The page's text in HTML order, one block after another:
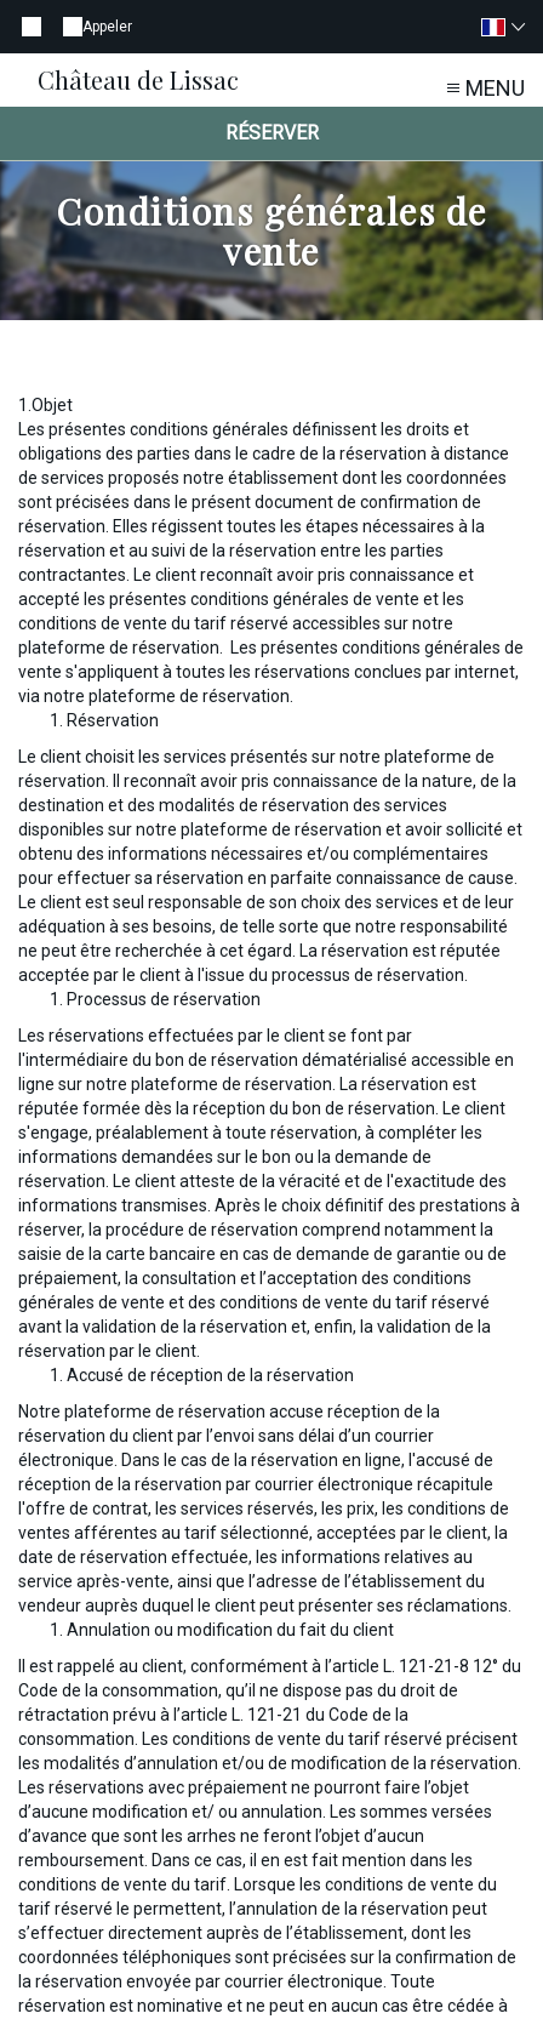
Appeler
Château de Lissac MENU
RÉSERVER
Conditions générales de
vente
1.Objet
Les présentes conditions générales définissent les droits et
obligations des parties dans le cadre de la réservation à distance
de services proposés notre établissement dont les coordonnées
sont précisées dans le présent document de confirmation de
réservation. Elles régissent toutes les étapes nécessaires à la
réservation et au suivi de la réservation entre les parties
contractantes. Le client reconnaît avoir pris connaissance et
accepté les présentes conditions générales de vente et les
conditions de vente du tarif réservé accessibles sur notre
plateforme de réservation. Les présentes conditions générales de
vente s'appliquent à toutes les réservations conclues par internet,
via notre plateforme de réservation.
Réservation
Le client choisit les services présentés sur notre plateforme de
réservation. Il reconnaît avoir pris connaissance de la nature, de la
destination et des modalités de réservation des services
disponibles sur notre plateforme de réservation et avoir sollicité et
obtenu des informations nécessaires et/ou complémentaires
pour effectuer sa réservation en parfaite connaissance de cause.
Le client est seul responsable de son choix des services et de leur
adéquation à ses besoins, de telle sorte que notre responsabilité
ne peut être recherchée à cet égard. La réservation est réputée
acceptée par le client à l'issue du processus de réservation.
Processus de réservation
Les réservations effectuées par le client se font par
l'intermédiaire du bon de réservation dématérialisé accessible en
ligne sur notre plateforme de réservation. La réservation est
réputée formée dès la réception du bon de réservation. Le client
s'engage, préalablement à toute réservation, à compléter les
informations demandées sur le bon ou la demande de
réservation. Le client atteste de la véracité et de l'exactitude des
informations transmises. Après le choix définitif des prestations à
réserver, la procédure de réservation comprend notamment la
saisie de la carte bancaire en cas de demande de garantie ou de
prépaiement, la consultation et l’acceptation des conditions
générales de vente et des conditions de vente du tarif réservé
avant la validation de la réservation et, enfin, la validation de la
réservation par le client.
Accusé de réception de la réservation
Notre plateforme de réservation accuse réception de la
réservation du client par l’envoi sans délai d’un courrier
électronique. Dans le cas de la réservation en ligne, l'accusé de
réception de la réservation par courrier électronique récapitule
l'offre de contrat, les services réservés, les prix, les conditions de
ventes afférentes au tarif sélectionné, acceptées par le client, la
date de réservation effectuée, les informations relatives au
service après-vente, ainsi que l’adresse de l’établissement du
vendeur auprès duquel le client peut présenter ses réclamations.
Annulation ou modification du fait du client
Il est rappelé au client, conformément à l’article L. 121-21-8 12° du
Code de la consommation, qu’il ne dispose pas du droit de
rétractation prévu à l’article L. 121-21 du Code de la
consommation. Les conditions de vente du tarif réservé précisent
les modalités d’annulation et/ou de modification de la réservation.
Les réservations avec prépaiement ne pourront faire l’objet
d’aucune modification et/ ou annulation. Les sommes versées
d’avance que sont les arrhes ne feront l’objet d’aucun
remboursement. Dans ce cas, il en est fait mention dans les
conditions de vente du tarif. Lorsque les conditions de vente du
tarif réservé le permettent, l’annulation de la réservation peut
s’effectuer directement auprès de l’établissement, dont les
coordonnées téléphoniques sont précisées sur la confirmation de
la réservation envoyée par courrier électronique. Toute
réservation est nominative et ne peut en aucun cas être cédée à